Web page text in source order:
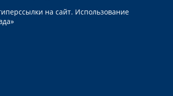
на сайт. Использование